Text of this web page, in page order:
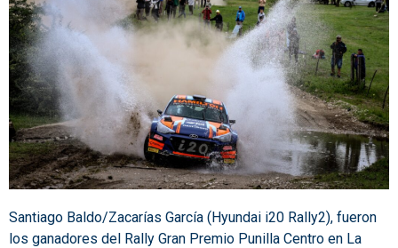
Santiago Baldo/Zacarías García (Hyundai i20 Rally2), fueron
los ganadores del Rally Gran Premio Punilla Centro en La